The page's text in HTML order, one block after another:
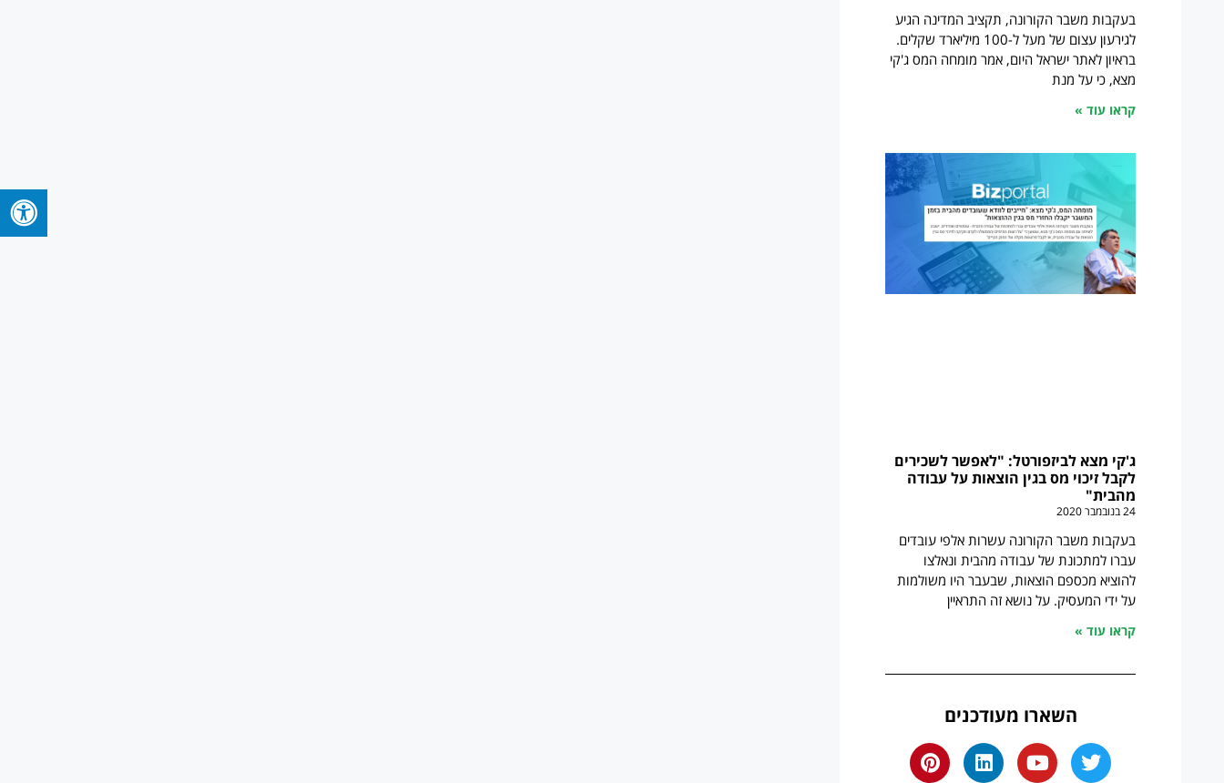
בעקבות משבר הקורונה, תקציב המדינה הגיע
לגירעון עצום של מעל ל-100 מיליארד שקלים.
בראיון לאתר ישראל היום, אמר מומחה המס ג'קי
מצא, כי על מנת
קראו עוד »
ג'קי מצא לביזפורטל: "לאפשר לשכירים
לקבל זיכוי מס בגין הוצאות על עבודה
מהבית"
24 בנובמבר 2020
בעקבות משבר הקורונה עשרות אלפי עובדים
עברו למתכונת של עבודה מהבית ונאלצו
להוציא מכספם הוצאות, שבעבר היו משולמות
על ידי המעסיק. על נושא זה התראיין
קראו עוד »
השארו מעודכנים